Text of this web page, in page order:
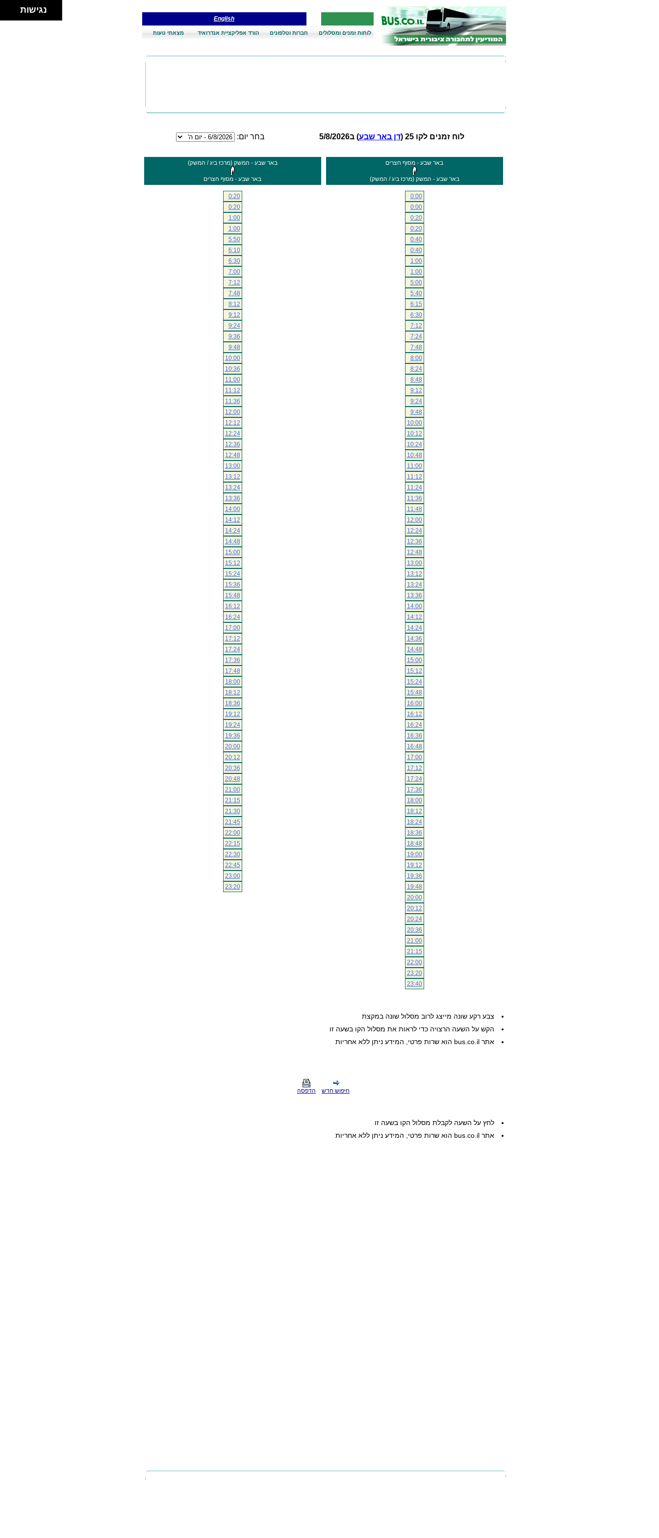
English
לוחות זמנים ומסלולים חברות וטלפונים הורד אפליקציית אנדרואיד מצאתי טעות
לוח זמנים לקו 25 ( דן באר שבע) ב5/8/2026 בחר יום:
באר שבע - מסוף חצרים
באר שבע - המשק (מרכז ביג / המשק)
0:00
0:00
0:20
0:20
0:40
0:40
1:00
1:00
5:00
5:40
6:15
6:30
7:12
7:24
7:48
8:00
8:24
8:48
9:12
9:24
9:48
10:00
10:12
10:24
10:48
11:00
11:12
11:24
11:36
11:48
12:00
12:24
12:36
12:48
13:00
13:12
13:24
13:36
14:00
14:12
14:24
14:36
14:48
15:00
15:12
15:24
15:48
16:00
16:12
16:24
16:36
16:48
17:00
17:12
17:24
17:36
18:00
18:12
18:24
18:36
18:48
19:00
19:12
19:36
19:48
20:00
20:12
20:24
20:36
21:00
21:15
22:00
23:20
23:40
באר שבע - המשק (מרכז ביג / המשק)
באר שבע - מסוף חצרים
0:20
0:20
1:00
1:00
5:50
6:10
6:30
7:00
7:12
7:48
8:12
9:12
9:24
9:36
9:48
10:00
10:36
11:00
11:12
11:36
12:00
12:12
12:24
12:36
12:48
13:00
13:12
13:24
13:36
14:00
14:12
14:24
14:48
15:00
15:12
15:24
15:36
15:48
16:12
16:24
17:00
17:12
17:24
17:36
17:48
18:00
18:12
18:36
19:12
19:24
19:36
20:00
20:12
20:36
20:48
21:00
21:15
21:30
21:45
22:00
22:15
22:30
22:45
23:00
23:20
צבע רקע שונה מייצג לרוב מסלול שונה במקצת
הקש על השעה הרצויה כדי לראות את מסלול הקו בשעה זו
אתר bus.co.il הוא שרות פרטי, המידע ניתן ללא אחריות
חיפוש חדש הדפסה
לחץ על השעה לקבלת מסלול הקו בשעה זו
אתר bus.co.il הוא שרות פרטי, המידע ניתן ללא אחריות
נגישות